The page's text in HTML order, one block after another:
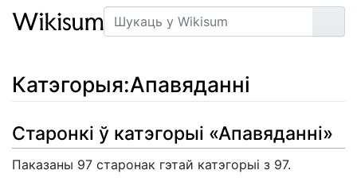
Пошук
Катэгорыя:Апавяданні
Старонкі ў катэгорыі «Апавяданні»
Паказаны 97 старонак гэтай катэгорыі з 97.